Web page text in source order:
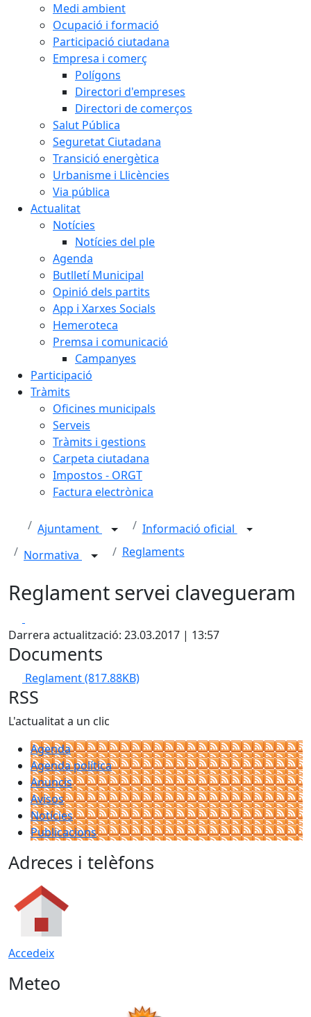
Medi ambient
Ocupació i formació
Participació ciutadana
Empresa i comerç
Polígons
Directori d'empreses
Directori de comerços
Salut Pública
Seguretat Ciutadana
Transició energètica
Urbanisme i Llicències
Via pública
Actualitat
Notícies
Notícies del ple
Agenda
Butlletí Municipal
Opinió dels partits
App i Xarxes Socials
Hemeroteca
Premsa i comunicació
Campanyes
Participació
Tràmits
Oficines municipals
Serveis
Tràmits i gestions
Carpeta ciutadana
Impostos - ORGT
Factura electrònica
Ajuntament
Informació oficial
Normativa
Reglaments
Reglament servei clavegueram
Darrera actualització: 23.03.2017 | 13:57
Documents
Reglament(817.88KB)
RSS
L'actualitat a un clic
Agenda
Agenda política
Anuncis
Avisos
Notícies
Publicacions
Adreces i telèfons
Accedeix
Meteo